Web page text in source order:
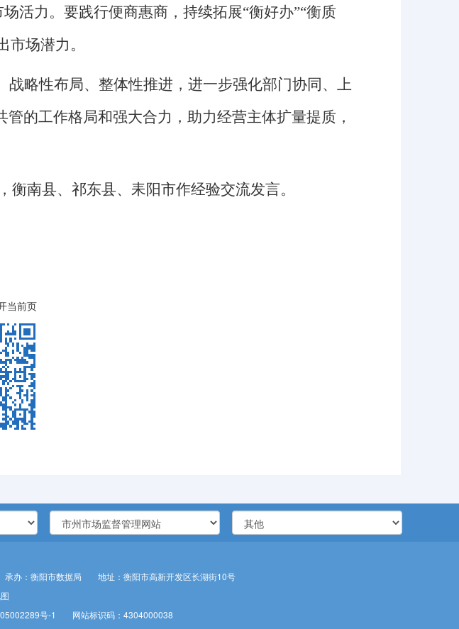
活力 。要践行便商惠商， 持续拓展“衡好办”“衡质
市场潜力。
战略性布局、整体性推进 ， 进一步强化部门协同、上
管的工作格局和强大合力 ， 助力经营主体扩量提质，
衡南县、 祁东县、 耒阳市作经验交流发言。
当前页
承办：衡阳市数据局
地址：衡阳市高新开发区长湖街10号
号-1 网站标识码：4304000038